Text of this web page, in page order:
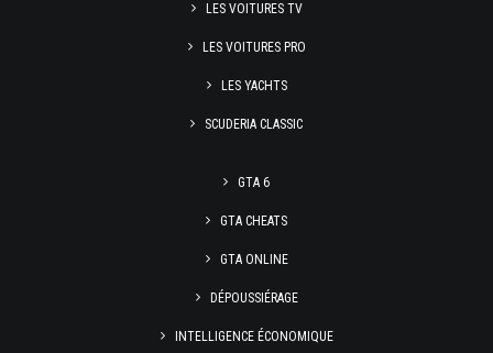
LES VOITURES TV
LES VOITURES PRO
LES YACHTS
SCUDERIA CLASSIC
GTA 6
GTA CHEATS
GTA ONLINE
DÉPOUSSIÉRAGE
INTELLIGENCE ÉCONOMIQUE